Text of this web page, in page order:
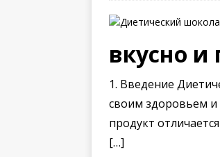
вкусно и
1. Введение
своим здоровьем и
продукт
[…]